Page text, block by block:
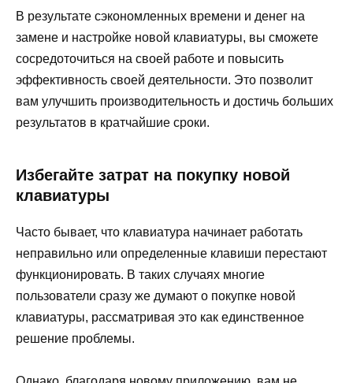
В результате сэкономленных времени и денег на
замене и настройке новой клавиатуры, вы сможете
сосредоточиться на своей работе и повысить
эффективность своей деятельности. Это позволит
вам улучшить производительность и достичь больших
результатов в кратчайшие сроки.
Избегайте затрат на покупку новой
клавиатуры
Часто бывает, что клавиатура начинает работать
неправильно или определенные клавиши перестают
функционировать. В таких случаях многие
пользователи сразу же думают о покупке новой
клавиатуры, рассматривая это как единственное
решение проблемы.